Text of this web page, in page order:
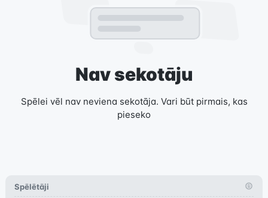
Nav sekotāju
Spēlei vēl nav neviena sekotāja. Vari būt pirmais, kas
pieseko
Spēlētāji